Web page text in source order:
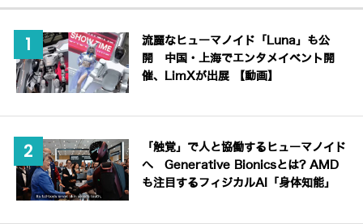
流麗なヒューマノイド「Luna」も公
開 中国・上海でエンタメイベント開
催、LimXが出展 【動画】
「触覚」で人と協働するヒューマノイド
へ Generative Bionicsとは? AMD
も注目するフィジカルAI「身体知能」